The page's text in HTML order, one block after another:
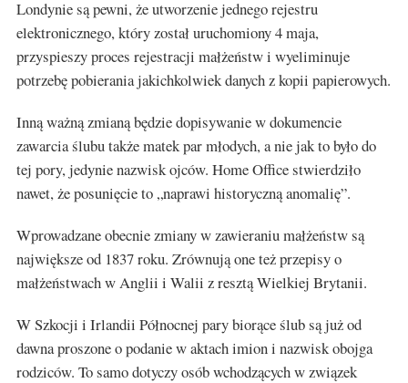
Londynie są pewni, że utworzenie jednego rejestru
elektronicznego, który został uruchomiony 4 maja,
przyspieszy proces rejestracji małżeństw i wyeliminuje
potrzebę pobierania jakichkolwiek danych z kopii papierowych.
Inną ważną zmianą będzie dopisywanie w dokumencie
zawarcia ślubu także matek par młodych, a nie jak to było do
tej pory, jedynie nazwisk ojców. Home Office stwierdziło
nawet, że posunięcie to „naprawi historyczną anomalię”.
Wprowadzane obecnie zmiany w zawieraniu małżeństw są
największe od 1837 roku. Zrównują one też przepisy o
małżeństwach w Anglii i Walii z resztą Wielkiej Brytanii.
W Szkocji i Irlandii Północnej pary biorące ślub są już od
dawna proszone o podanie w aktach imion i nazwisk obojga
rodziców. To samo dotyczy osób wchodzących w związek